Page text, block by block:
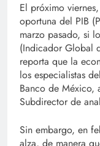
El próximo
oportuna del PIB
marzo pasado, si
(Indicador Global
reporta que la
los especialistas
Banco de México,
Subdirector de
Sin embargo, en